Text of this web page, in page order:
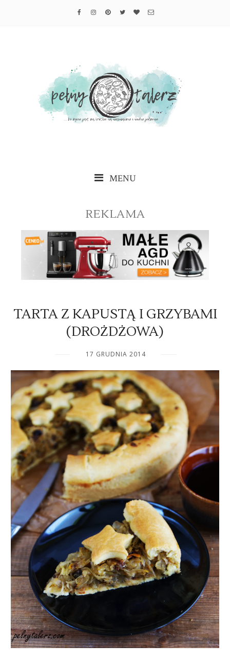
MENU
REKLAMA
TARTA Z KAPUSTĄ I GRZYBAMI
(DROŻDŻOWA)
17 GRUDNIA 2014